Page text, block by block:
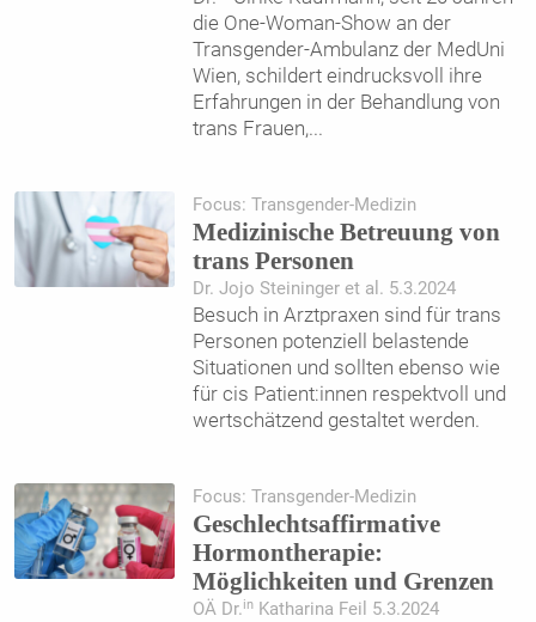
die One-Woman-Show an der
Transgender-Ambulanz der MedUni
Wien, schildert eindrucksvoll ihre
Erfahrungen in der Behandlung von
trans Frauen,...
Focus: Transgender-Medizin
Medizinische Betreuung von
trans Personen
Dr. Jojo Steininger et al. 5.3.2024
Besuch in Arztpraxen sind für trans
Personen potenziell belastende
Situationen und sollten ebenso wie
für cis Patient:innen respektvoll und
wertschätzend gestaltet werden.
Focus: Transgender-Medizin
Geschlechtsaffirmative
Hormontherapie:
Möglichkeiten und Grenzen
OÄ Dr.inKatharina Feil 5.3.2024